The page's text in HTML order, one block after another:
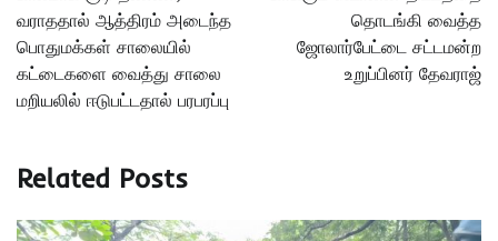
வராததால் ஆத்திரம் அடைந்த
பொதுமக்கள் சாலையில்
கட்டைகளை வைத்து சாலை
மறியலில் ஈடுபட்டதால் பரபரப்பு
தொடங்கி வைத்த
ஜோலார்பேட்டை சட்டமன்ற
உறுப்பினர் தேவராஜ்
Related Posts